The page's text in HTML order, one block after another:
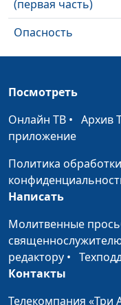
(первая часть)
Опасность
Царство греха и
царство благодати
Адам - прообраз
(третья часть)
(вторая часть)
Адам - прообраз
(первая часть)
Безусловная
Посмотреть
Онлайн ТВ • Архив
приложение
Политика
Написать
Молитвенные
редактору •
Контакты
Телекомпания «Три